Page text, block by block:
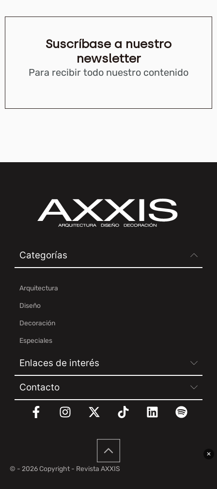
Suscríbase a nuestro
newsletter
Para recibir todo nuestro contenido
✕
Categorías
Arquitectura
Diseño
Decoración
Especiales
Enlaces de interés
Contacto
© - 2026 Copyright - Revista AXXIS